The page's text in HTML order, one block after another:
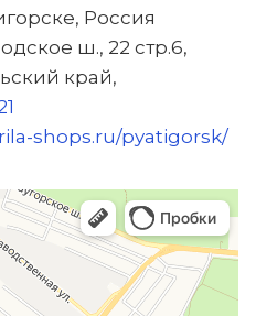
Россия
ш., 22 стр.6,
край,
shops.ru/pyatigorsk/